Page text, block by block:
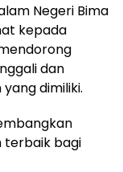
Negeri Bima
kepada
dan
dimiliki.
terbaik bagi